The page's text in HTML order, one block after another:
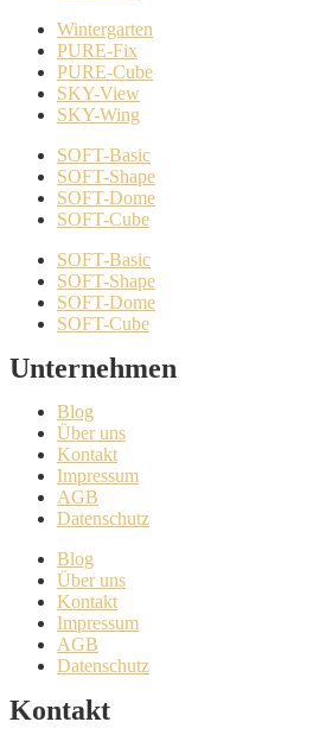
Wintergarten
PURE-Fix
PURE-Cube
SKY-View
SKY-Wing
SOFT-Basic
SOFT-Shape
SOFT-Dome
SOFT-Cube
SOFT-Basic
SOFT-Shape
SOFT-Dome
SOFT-Cube
Unternehmen
Blog
Über uns
Kontakt
Impressum
AGB
Datenschutz
Blog
Über uns
Kontakt
Impressum
AGB
Datenschutz
Kontakt